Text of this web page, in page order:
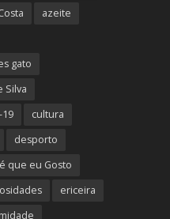
azeite
gato
Silva
cultura
desporto
que eu Gosto
ericeira